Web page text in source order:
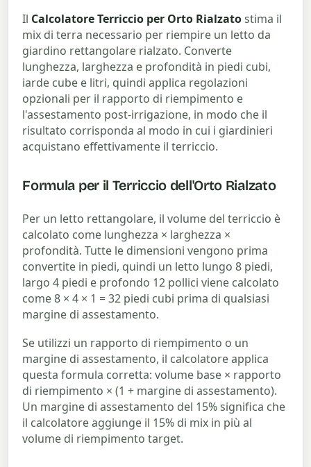
Il Calcolatore Terriccio per Orto Rialzatostima il
mix di terra necessario per riempire un letto da
giardino rettangolare rialzato. Converte
lunghezza, larghezza e profondità in piedi cubi,
iarde cube e litri, quindi applica regolazioni
opzionali per il rapporto di riempimento e
l'assestamento post-irrigazione, in modo che il
risultato corrisponda al modo in cui i giardinieri
acquistano effettivamente il terriccio.
Formula per il Terriccio dell'Orto Rialzato
Per un letto rettangolare, il volume del terriccio è
calcolato come lunghezza × larghezza ×
profondità. Tutte le dimensioni vengono prima
convertite in piedi, quindi un letto lungo 8 piedi,
largo 4 piedi e profondo 12 pollici viene calcolato
come 8 × 4 × 1 = 32 piedi cubi prima di qualsiasi
margine di assestamento.
Se utilizzi un rapporto di riempimento o un
margine di assestamento, il calcolatore applica
questa formula corretta: volume base × rapporto
di riempimento × (1 + margine di assestamento).
Un margine di assestamento del 15% significa che
il calcolatore aggiunge il 15% di mix in più al
volume di riempimento target.